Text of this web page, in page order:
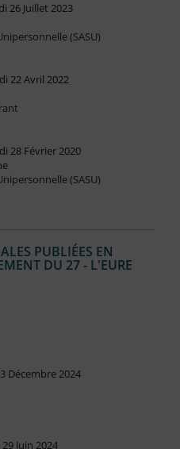
26 Juillet 2023
(SASU)
22 Avril 2022
28 Février 2020
(SASU)
PUBLIÉES EN
DU 27 - L'EURE
Décembre 2024
Juin 2024